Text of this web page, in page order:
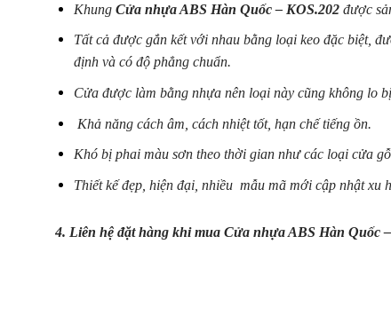
Khung Cửa nhựa ABS Hàn Quốc – KOS.202 được
Tất cả được gắn kết với nhau bằng loại keo đặc biệt,
định và có độ phẳng chuẩn.
Cửa được làm bằng nhựa nên loại này cũng không lo
Khả năng cách âm, cách nhiệt tốt, hạn chế tiếng ồn.
Khó bị phai màu sơn theo thời gian như các loại cửa
Thiết kế đẹp, hiện đại, nhiều mẫu mã mới cập nhật xu
4. Liên hệ đặt hàng khi mua Cửa nhựa ABS Hàn Quốc